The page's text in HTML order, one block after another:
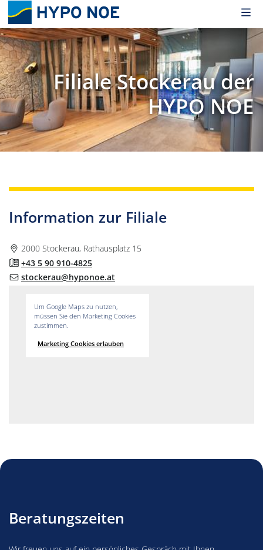
Filiale Stockerau der
HYPO NOE
Information zur Filiale
2000 Stockerau, Rathausplatz 15
+43 5 90 910-4825
stockerau@hyponoe.at
Um Google Maps zu nutzen,
müssen Sie den Marketing Cookies
zustimmen.
Marketing Cookies erlauben
Beratungszeiten